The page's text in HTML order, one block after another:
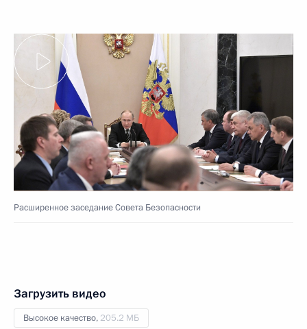
Расширенное заседание Совета Безопасности
Загрузить видео
Высокое качество, 205.2 МБ